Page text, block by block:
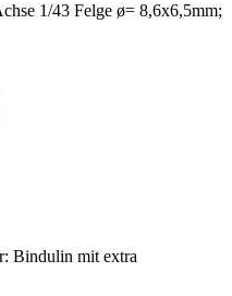
1/43 Felge ø= 8,6x6,5mm;
Bindulin mit extra